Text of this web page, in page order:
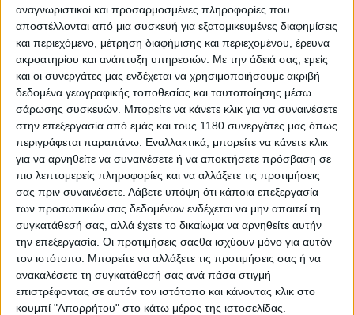
αναγνωριστικοί και προσαρμοσμένες πληροφορίες που
αποστέλλονται από μια συσκευή για εξατομικευμένες διαφημίσεις
και περιεχόμενο, μέτρηση διαφήμισης και περιεχομένου, έρευνα
ακροατηρίου και ανάπτυξη υπηρεσιών. Με την άδειά σας, εμείς
και οι συνεργάτες μας ενδέχεται να χρησιμοποιήσουμε ακριβή
δεδομένα γεωγραφικής τοποθεσίας και ταυτοποίησης μέσω
σάρωσης συσκευών. Μπορείτε να κάνετε κλικ για να συναινέσετε
στην επεξεργασία από εμάς και τους 1180 συνεργάτες μας όπως
περιγράφεται παραπάνω. Εναλλακτικά, μπορείτε να κάνετε κλικ
για να αρνηθείτε να συναινέσετε ή να αποκτήσετε πρόσβαση σε
πιο λεπτομερείς πληροφορίες και να αλλάξετε τις προτιμήσεις
σας πριν συναινέσετε. Λάβετε υπόψη ότι κάποια επεξεργασία
των προσωπικών σας δεδομένων ενδέχεται να μην απαιτεί τη
συγκατάθεσή σας, αλλά έχετε το δικαίωμα να αρνηθείτε αυτήν
την επεξεργασία. Οι προτιμήσεις σαςθα ισχύουν μόνο για αυτόν
τον ιστότοπο. Μπορείτε να αλλάξετε τις προτιμήσεις σας ή να
ανακαλέσετε τη συγκατάθεσή σας ανά πάσα στιγμή
επιστρέφοντας σε αυτόν τον ιστότοπο και κάνοντας κλικ στο
κουμπί "Απορρήτου" στο κάτω μέρος της ιστοσελίδας.